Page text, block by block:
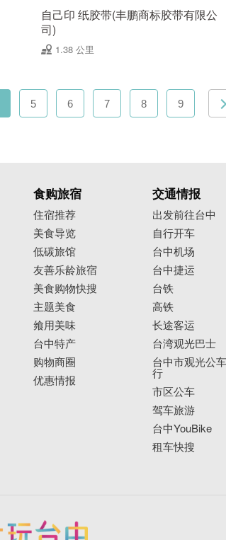
自己印 纸胶带(丰鹏商标胶带有限公
司)
1.38 公里
5 6 7 8 9
食购旅宿
住宿推荐
美食导览
低碳旅馆
友善乐龄旅宿
美食购物快搜
主题美食
飨用美味
台中特产
购物商圈
优惠情报
交通情报
出发前往台中
自行开车
台中机场
台中捷运
台铁
高铁
长途客运
台湾观光巴士
台中市观光公
行
市区公车
驾车旅游
台中YouBike
租车快搜